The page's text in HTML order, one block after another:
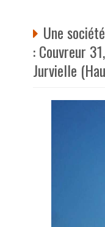
Une
: Couvreur
Jurvielle